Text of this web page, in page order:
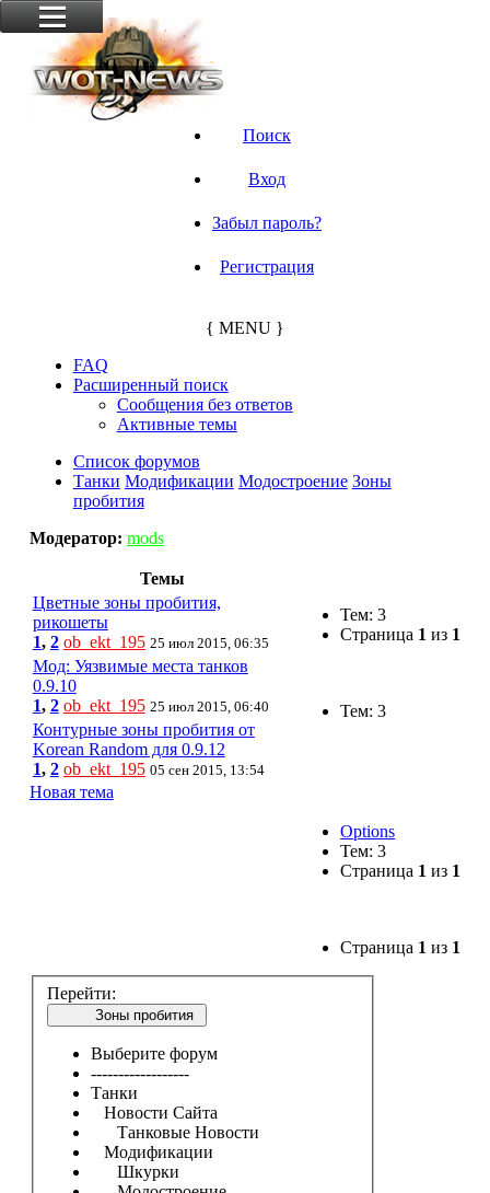
Поиск
Вход
Забыл пароль?
Регистрация
{ MENU }
FAQ
Расширенный поиск
Сообщения без ответов
Активные темы
Список форумов
Танки Модификации Модостроение Зоны
пробития
Модератор: mods
Тем: 3
Страница 1 из 1
Тем: 3
Темы
Цветные зоны пробития,
рикошеты
1, 2 ob_ekt_195 25 июл 2015, 06:35
Мод: Уязвимые места танков
0.9.10
1, 2 ob_ekt_195 25 июл 2015, 06:40
Контурные зоны пробития от
Korean Random для 0.9.12
1, 2 ob_ekt_195 05 сен 2015, 13:54
Новая тема
Options
Тем: 3
Страница 1 из 1
Страница 1 из 1
Перейти:
Зоны пробития
Выберите форум
------------------
Танки
Новости Сайта
Танковые Новости
Модификации
Шкурки